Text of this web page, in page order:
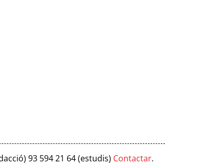
93 594 21 64 (estudis) Contactar.